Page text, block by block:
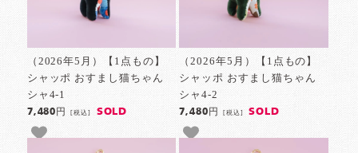
（2026年5月）【1点もの】
シャッポ おすまし猫ちゃん
シャ4-1
7,480円[税込] SOLD
（2026年5月）【1点もの】
シャッポ おすまし猫ちゃん
シャ4-2
7,480円 [税込] SOLD